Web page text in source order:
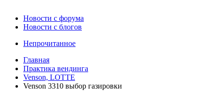
Новости c форума
Новости с блогов
Непрочитанное
Главная
Практика вендинга
Venson, LOTTE
Venson 3310 выбор газировки